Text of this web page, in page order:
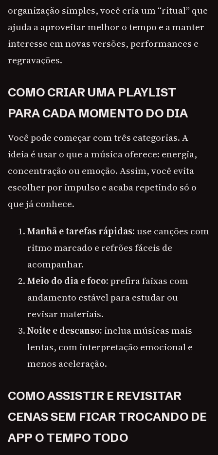
organização simples, você cria um “ritual” que
ajuda a aproveitar melhor o tempo e a manter
interesse em novas versões, performances e
regravações.
COMO CRIAR UMA PLAYLIST
PARA CADA MOMENTO DO DIA
Você pode começar com três categorias. A
ideia é usar o que a música oferece: energia,
concentração ou emoção. Assim, você evita
escolher por impulso e acaba repetindo só o
que já conhece.
Manhã e tarefas rápidas:use canções com
ritmo marcado e refrões fáceis de
acompanhar.
Meio do dia e foco:prefira faixas com
andamento estável para estudar ou
revisar materiais.
Noite e descanso: inclua músicas mais
lentas, com interpretação emocional e
menos aceleração.
COMO ASSISTIR E REVISITAR
CENAS SEM FICAR TROCANDO DE
APP O TEMPO TODO